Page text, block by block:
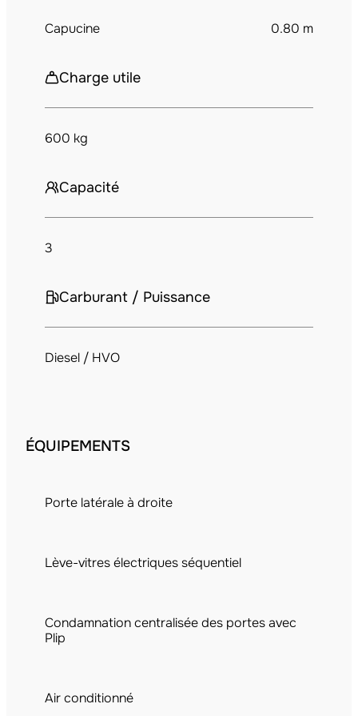
Capucine 0.80 m
Charge utile
600 kg
Capacité
3
Carburant / Puissance
Diesel / HVO
ÉQUIPEMENTS
Porte latérale à droite
Lève-vitres électriques séquentiel
Condamnation centralisée des portes avec
Plip
Air conditionné